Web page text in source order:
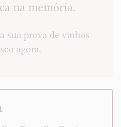
na memória.
sua prova de vinhos
agora.